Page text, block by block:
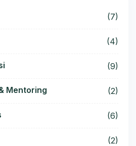
(7)
(4)
(9)
Mentoring (2)
(6)
(2)